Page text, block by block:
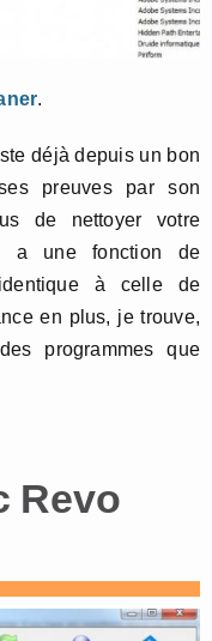
.
déjà depuis un bon
preuves par son
de nettoyer votre
a une fonction de
à celle de
en plus, je trouve,
programmes que
Revo